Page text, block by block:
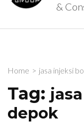
&
Home > jasa injeksi
Tag:
depok